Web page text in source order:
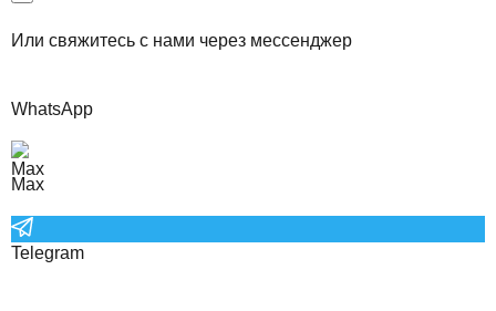
Или свяжитесь с нами через мессенджер
WhatsApp
Max
Telegram